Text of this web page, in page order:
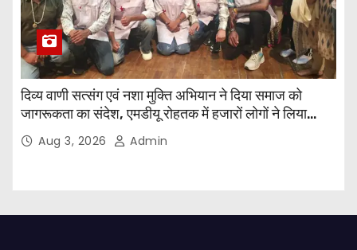
दिव्य वाणी सत्संग एवं नशा मुक्ति अभियान ने दिया समाज को
जागरूकता का संदेश, एमडीयू रोहतक में हजारों लोगों ने लिया
संकल्पAug 3, 2026 Admin